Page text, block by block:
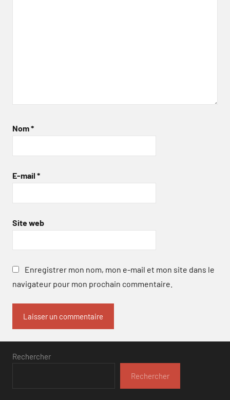
Nom*
E-mail *
Site web
Enregistrer mon nom, mon e-mail et mon site dans le
navigateur pour mon prochain commentaire.
Rechercher
Rechercher